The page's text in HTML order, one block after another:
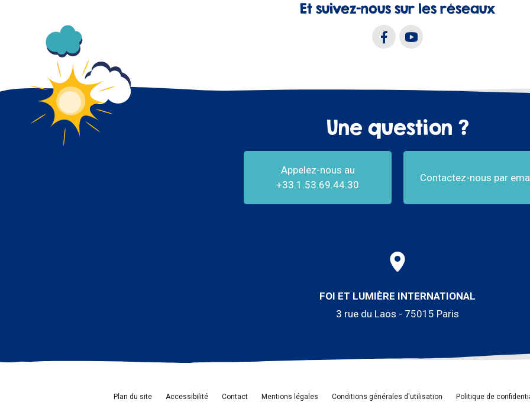
Et suivez-nous sur les réseaux
Une question ?
Appelez-nous au
+33.1.53.69.44.30
Contactez-nous par
FOI ET LUMIÈRE INTERNATIONAL
3 rue du Laos - 75015 Paris
Plan du site Accessibilité Contact Mentions légales Conditions générales d'utilisation Politique de